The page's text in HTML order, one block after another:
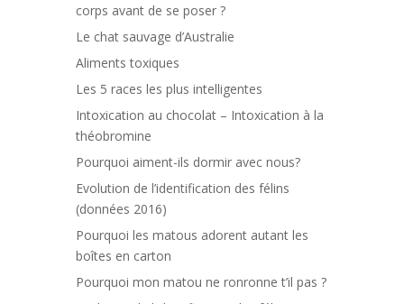
corps avant de se poser ?
Le chat sauvage d’Australie
Aliments toxiques
Les 5 races les plus intelligentes
Intoxication au chocolat – Intoxication à la
théobromine
Pourquoi aiment-ils dormir avec nous?
Evolution de l’identification des félins
(données 2016)
Pourquoi les matous adorent autant les
boîtes en carton
Pourquoi mon matou ne ronronne t’il pas ?